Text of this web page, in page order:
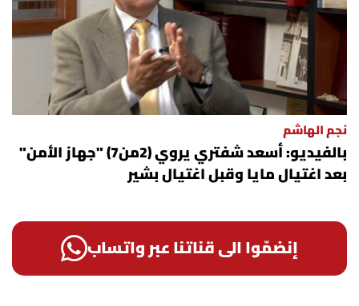
نجم الهاشم
بالفيديو: أسعد شفتري يروي (2من7) "جهاز الأمن"
بعد اغتيال مايا وقبل اغتيال بشير
إنضمّوا الى قناتنا عبر واتساب